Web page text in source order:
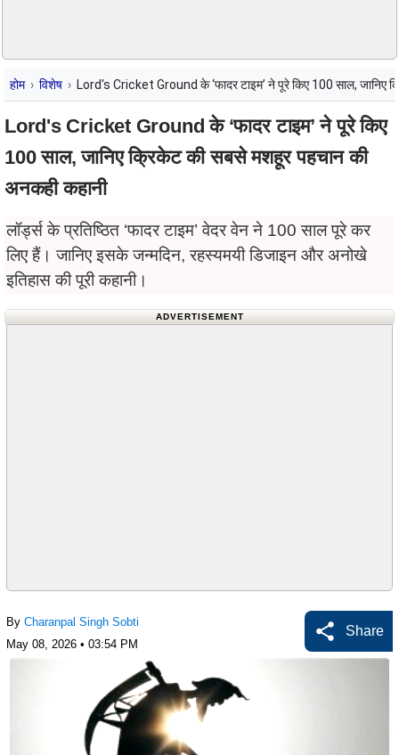
होम विशेष Lord's Cricket Ground के ‘फादर टाइम’ ने पूरे किए 100 साल, जानिए
Lord's Cricket Ground के ‘फादर टाइम’ ने पूरे किए
100 साल, जानिए क्रिकेट की सबसे मशहूर पहचान की
अनकही कहानी
लॉर्ड्स के प्रतिष्ठित ‘फादर टाइम’ वेदर वेन ने 100 साल पूरे कर
लिए हैं। जानिए इसके जन्मदिन, रहस्यमयी डिजाइन और अनोखे
इतिहास की पूरी कहानी।
ADVERTISEMENT
By Charanpal Singh Sobti
May 08, 2026 • 03:54 PM
Share